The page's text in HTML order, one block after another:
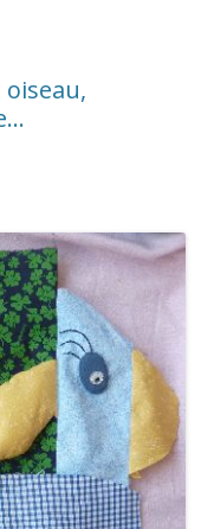
d’amour tendre…